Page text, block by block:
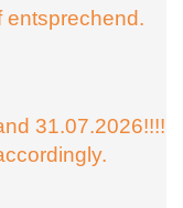
entsprechend.
31.07.2026!!!!